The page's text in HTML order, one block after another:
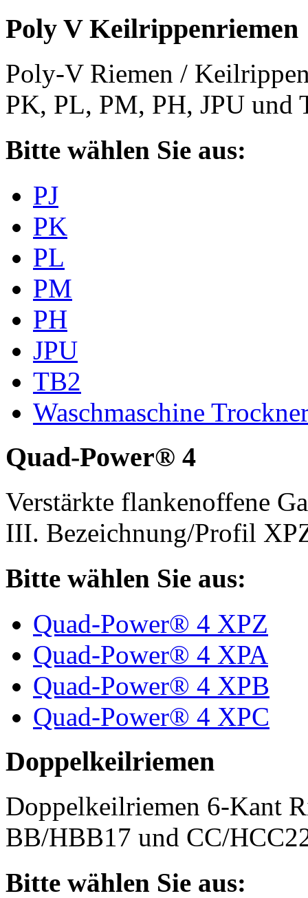
Poly V Keilrippenriemen
Poly-V Riemen /
PK, PL, PM, PH, JPU und
Bitte wählen Sie aus:
PJ
PK
PL
PM
PH
JPU
TB2
Waschmaschine
Quad-Power® 4
Verstärkte flankenoffene
III. Bezeichnung/Profil
Bitte wählen Sie aus:
Quad-Power® 4 XPZ
Quad-Power® 4 XPA
Quad-Power® 4 XPB
Quad-Power® 4 XPC
Doppelkeilriemen
Doppelkeilriemen 6-Kant
BB/HBB17 und CC/
Bitte wählen Sie aus: